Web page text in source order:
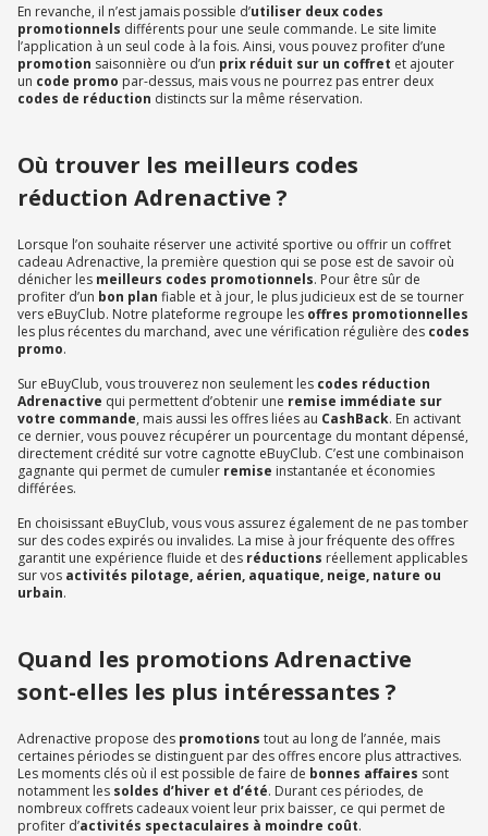
En revanche, il n’est jamais possible d’utiliser deux codes
promotionnels différents pour une seule commande. Le site limite
l’application à un seul code à la fois. Ainsi, vous pouvez profiter d’une
promotion saisonnière ou d’un prix réduit sur un coffret et ajouter
un code promo par-dessus, mais vous ne pourrez pas entrer deux
codes de réduction distincts sur la même réservation.
Où trouver les meilleurs codes
réduction Adrenactive ?
Lorsque l’on souhaite réserver une activité sportive ou offrir un coffret
cadeau Adrenactive, la première question qui se pose est de savoir où
dénicher les meilleurs codes promotionnels. Pour être sûr de
profiter d’un bon plan fiable et à jour, le plus judicieux est de se tourner
vers eBuyClub. Notre plateforme regroupe les offres promotionnelles
les plus récentes du marchand, avec une vérification régulière des codes
promo.
Sur eBuyClub, vous trouverez non seulement les codes réduction
Adrenactive qui permettent d’obtenir une remise immédiate sur
votre commande, mais aussi les offres liées au CashBack. En activant
ce dernier, vous pouvez récupérer un pourcentage du montant dépensé,
directement crédité sur votre cagnotte eBuyClub. C’est une combinaison
gagnante qui permet de cumuler remise instantanée et économies
différées.
En choisissant eBuyClub, vous vous assurez également de ne pas tomber
sur des codes expirés ou invalides. La mise à jour fréquente des offres
garantit une expérience fluide et des réductions réellement applicables
sur vos activités pilotage, aérien, aquatique, neige, nature ou
urbain.
Quand les promotions Adrenactive
sont-elles les plus intéressantes ?
Adrenactive propose des promotions tout au long de l’année, mais
certaines périodes se distinguent par des offres encore plus attractives.
Les moments clés où il est possible de faire de bonnes affaires sont
notamment les soldes d’hiver et d’été. Durant ces périodes, de
nombreux coffrets cadeaux voient leur prix baisser, ce qui permet de
profiter d’activités spectaculaires à moindre coût.